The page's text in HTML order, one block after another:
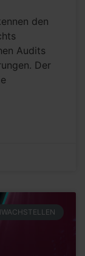
den
Audits
Der